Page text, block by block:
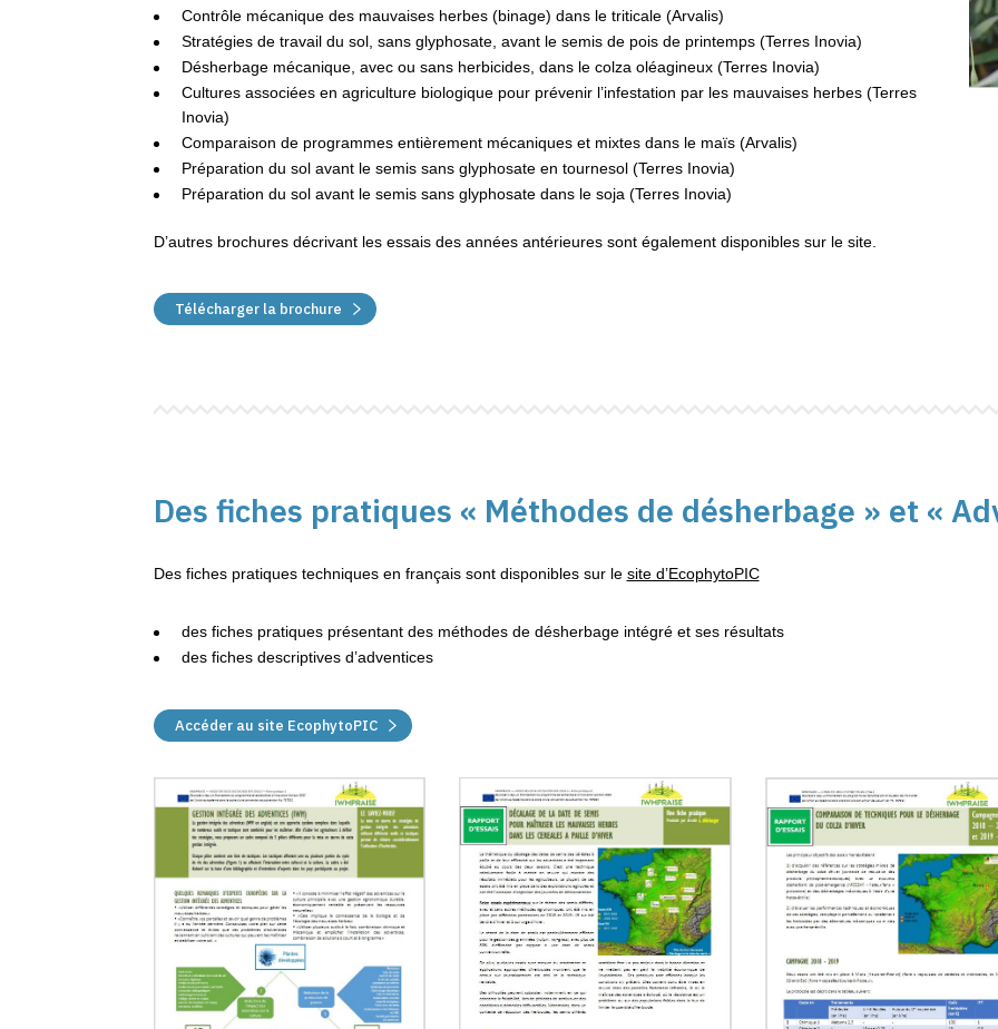
Contrôle mécanique des mauvaises herbes (binage) dans le triticale (Arvalis)
Stratégies de travail du sol, sans glyphosate, avant le semis de pois de printemps (Terres Inovia)
Désherbage mécanique, avec ou sans herbicides, dans le colza oléagineux (Terres Inovia)
Cultures associées en agriculture biologique pour prévenir l’infestation par les mauvaises herbes (Terres
Inovia)
Comparaison de programmes entièrement mécaniques et mixtes dans le maïs (Arvalis)
Préparation du sol avant le semis sans glyphosate en tournesol (Terres Inovia)
Préparation du sol avant le semis sans glyphosate dans le soja (Terres Inovia)
D’autres brochures décrivant les essais des années antérieures sont également disponibles sur le site.
Télécharger la brochure
Des fiches pratiques « Méthodes de désherbage » et «
Des fiches pratiques techniques en français sont disponibles sur le site d’EcophytoPIC
des fiches pratiques présentant des méthodes de désherbage intégré et ses résultats
des fiches descriptives d’adventices
Accéder au site EcophytoPIC